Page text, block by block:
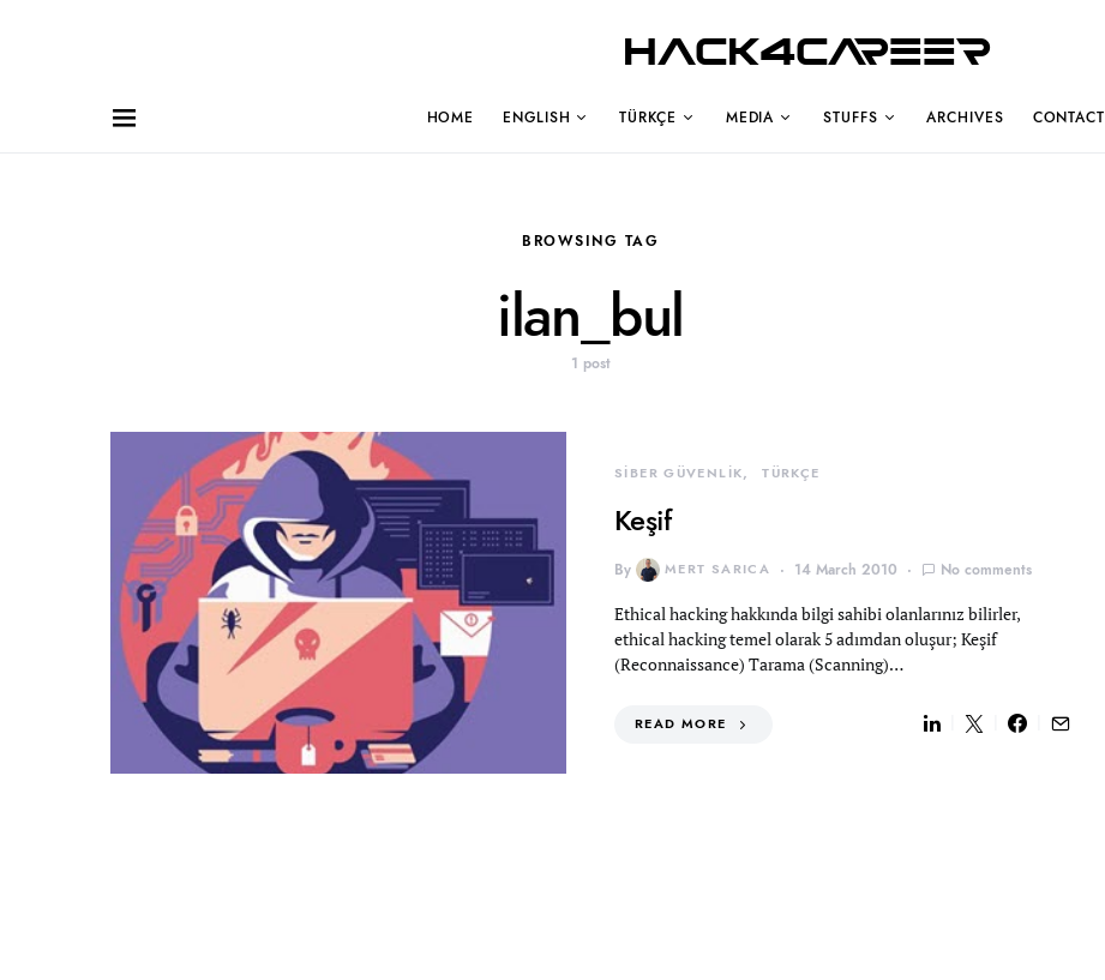
Hack4Career
HOME ENGLISH TÜRKÇE MEDIA STUFFS ARCHIVES CONTACT
BROWSING TAG
ilan_bul
1 post
SİBER GÜVENLİK TÜRKÇE
Keşif
By MERT SARICA 14 March 2010 No comments
Ethical hacking hakkında bilgi sahibi olanlarınız bilirler,
ethical hacking temel olarak 5 adımdan oluşur; Keşif
(Reconnaissance) Tarama (Scanning)…
READ MORE